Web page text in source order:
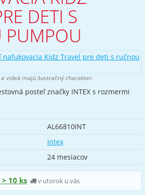
DETI S
PUMPOU
videá majú ilustračný charakter.
posteľ značky INTEX s rozmermi
AL66810INT
Intex
24 mesiacov
10 ks v utorok u vás